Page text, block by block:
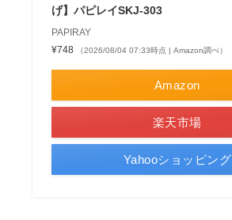
げ】パピレイSKJ-303
PAPIRAY
¥748
（2026/08/04 07:33時点 | Amazon調べ）
Amazon
楽天市場
Yahooショッピング